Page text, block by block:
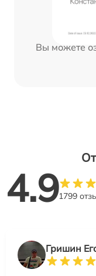
Вы можете
4.91799
Гришин